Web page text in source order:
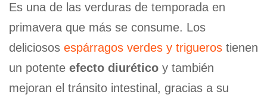
Es una de las verduras de temporada en
primavera que más se consume. Los
deliciosos espárragos verdes y trigueros tienen
un potente efecto diurético y también
mejoran el tránsito intestinal, gracias a su